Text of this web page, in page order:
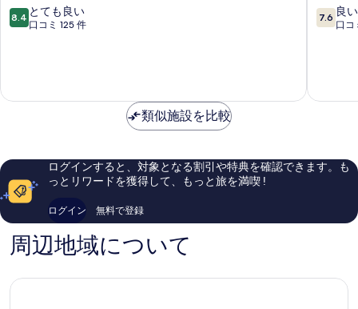
那
覇
10
段
ミ
125
件
の
口
ミ
8.4 とても良い
口コミ 125 件
ホ
テ
10
段
件
コ
7.6 良い
口コ
類似施設を比較
ログインすると、対象となる割引や特典を確認できます。も
っとリワードを獲得して、もっと旅を満喫 !
ログイン 無料で登録
周辺地域について